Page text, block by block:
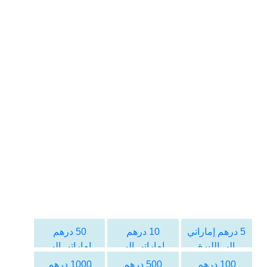
5 درهم إماراتي
الى الليرة
اللبنانية
10 درهم
إماراتي الى
الليرة اللبنانية
50 درهم
إماراتي الى
الليرة اللبنانية
100 درهم
500 درهم
1000 درهم